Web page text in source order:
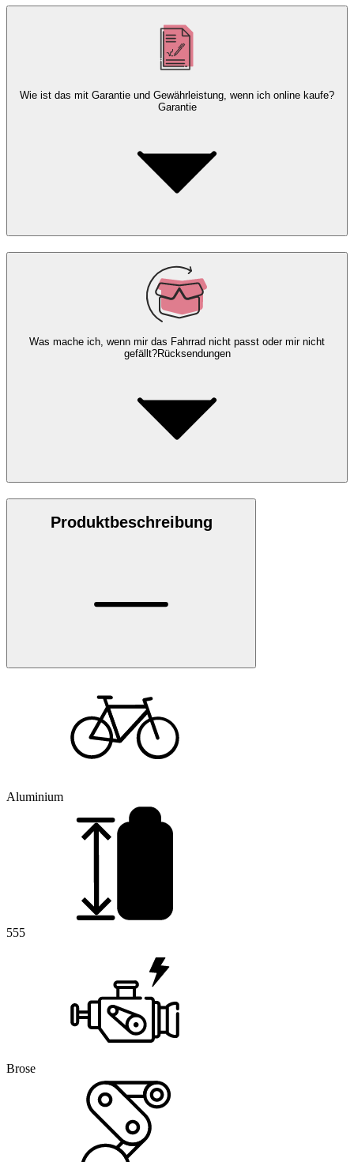
Wie ist das mit Garantie und Gewährleistung, wenn ich online kaufe?
Garantie
Was mache ich, wenn mir das Fahrrad nicht passt oder mir nicht
gefällt?Rücksendungen
Produktbeschreibung
Aluminium
555
Brose